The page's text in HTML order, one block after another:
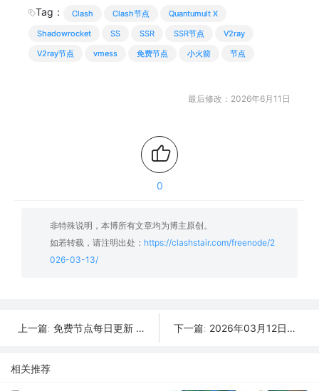
Tag： Clash Clash节点
Quantumult X
Shadowrocket
SS SSR SSR节点
V2ray
V2ray节点
vmess 免费节点 小火箭 节点
最后修改：2026年6月11日
0
非特殊说明，本博所有文章均为博主原创。
如若转载，请注明出处： https://clashstair.com/freenode/2
026-03-13/
上一篇: 免费节点每日更新 | 2026年03月14日SSR/V2Ray/Clash可用订阅 下一篇: 2026年03月12日更新：31条SSR/V2Ray/Clash可用免费节点
相关推荐